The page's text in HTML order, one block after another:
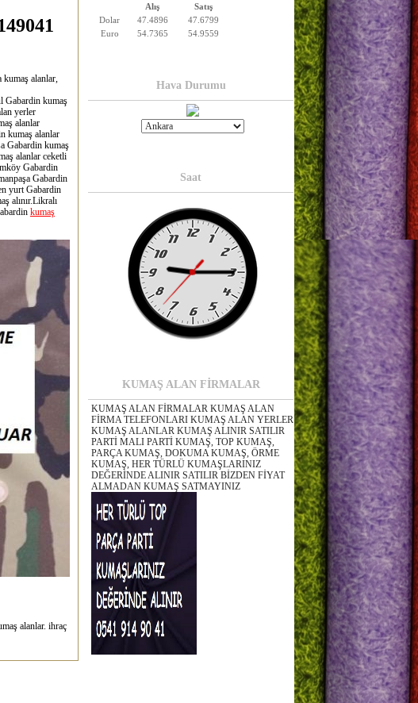
kumaş alanlar,
Gabardin kumaş
yerler
alanlar
kumaş alanlar
Gabardin kumaş
alanlar ceketli
Gabardin
Gabardin
yurt Gabardin
alınır.Likralı
kumaş
alanlar. ihraç
Alış
Satış
Dolar
47.4896
47.6799
Euro
54.7365 54.9559
Hava Durumu
Saat
KUMAŞ ALAN FİRMALAR
KUMAŞ ALAN FİRMALAR KUMAŞ ALAN
FİRMA TELEFONLARI KUMAŞ ALAN YERLER
KUMAŞ ALANLAR KUMAŞ ALINIR SATILIR
PARTİ MALI PARTİ KUMAŞ, TOP KUMAŞ,
PARÇA KUMAŞ, DOKUMA KUMAŞ, ÖRME
KUMAŞ, HER TÜRLÜ KUMAŞLARINIZ
DEĞERİNDE ALINIR SATILIR BİZDEN FİYAT
ALMADAN KUMAŞ SATMAYINIZ